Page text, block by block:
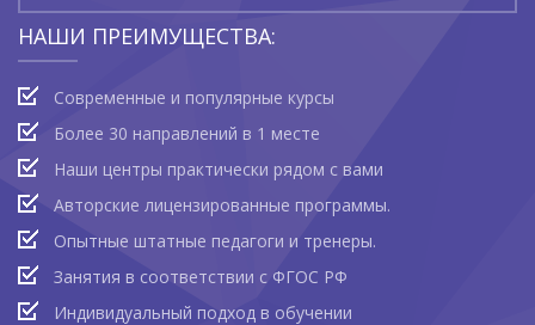
НАШИ ПРЕИМУЩЕСТВА:
Современные и популярные курсы
Более 30 направлений в 1 месте
Наши центры практически рядом с вами
Авторские лицензированные программы.
Опытные штатные педагоги и тренеры.
Занятия в соответствии с ФГОС РФ
Индивидуальный подход в обучении